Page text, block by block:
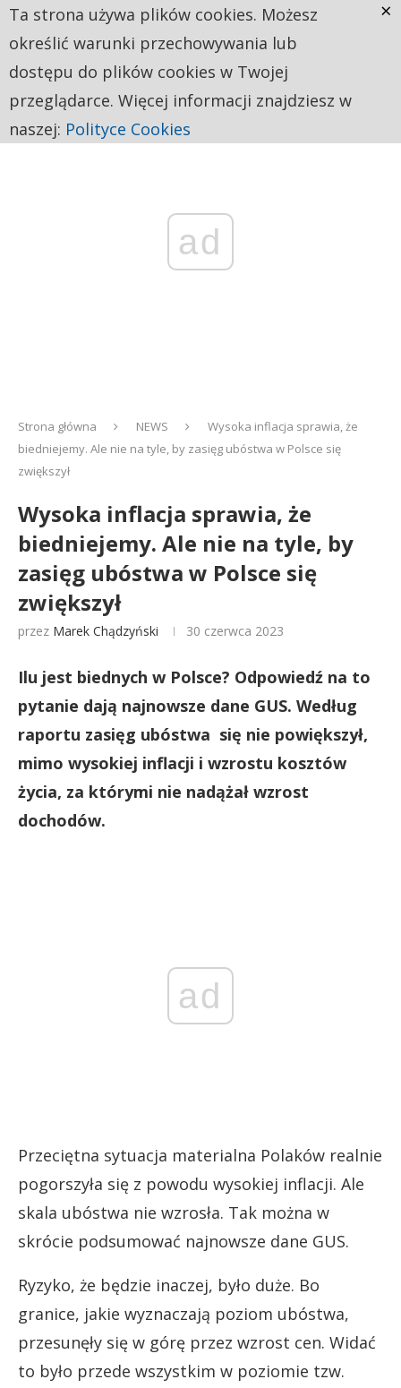
ad
Strona główna NEWS
Wysoka inflacja sprawia, że
biedniejemy. Ale nie na tyle, by zasięg ubóstwa w Polsce się
zwiększył
Wysoka inflacja sprawia, że
biedniejemy. Ale nie na tyle, by
zasięg ubóstwa w Polsce się
zwiększył
przez Marek Chądzyński 30 czerwca 2023
Ilu jest biednych w Polsce? Odpowiedź na to
pytanie dają najnowsze dane GUS. Według
raportu zasięg ubóstwa się nie powiększył,
mimo wysokiej inflacji i wzrostu kosztów
życia, za którymi nie nadążał wzrost
dochodów.
ad
Przeciętna sytuacja materialna Polaków realnie
pogorszyła się z powodu wysokiej inflacji. Ale
skala ubóstwa nie wzrosła. Tak można w
skrócie podsumować najnowsze dane GUS.
Ryzyko, że będzie inaczej, było duże. Bo
granice, jakie wyznaczają poziom ubóstwa,
przesunęły się w górę przez wzrost cen. Widać
to było przede wszystkim w poziomie tzw.
Ta strona używa plików cookies. Możesz
określić warunki przechowywania lub
dostępu do plików cookies w Twojej
przeglądarce. Więcej informacji znajdziesz w
naszej: Polityce Cookies
×